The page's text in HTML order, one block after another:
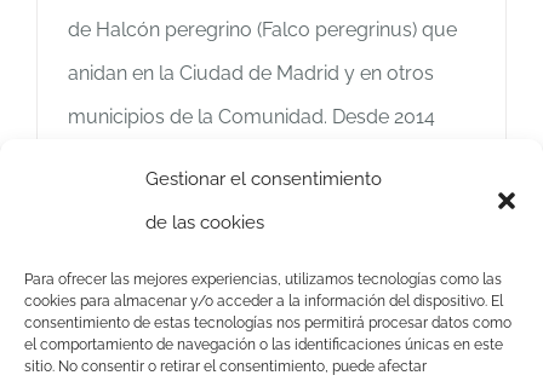
Gestionar el consentimiento
de las cookies
Para ofrecer las mejores experiencias, utilizamos tecnologías como las
cookies para almacenar y/o acceder a la información del dispositivo. El
consentimiento de estas tecnologías nos permitirá procesar datos como
el comportamiento de navegación o las identificaciones únicas en este
sitio. No consentir o retirar el consentimiento, puede afectar
de Halcón peregrino (Falco peregrinus) que
anidan en la Ciudad de Madrid y en otros
municipios de la Comunidad. Desde 2014
Más información